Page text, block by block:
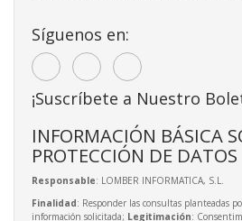
Síguenos en:
¡Suscríbete a Nuestro
INFORMACIÓN BÁSICA
PROTECCIÓN DE DATOS
Responsable: LOMBER INFORMATICA, S.L.
Finalidad: Responder las consultas planteadas
información solicitada; Legitimación: